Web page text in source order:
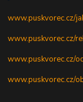
www.puskvorec.cz/
www.puskvorec.cz/
www.puskvorec.cz/
www.puskvorec.cz/